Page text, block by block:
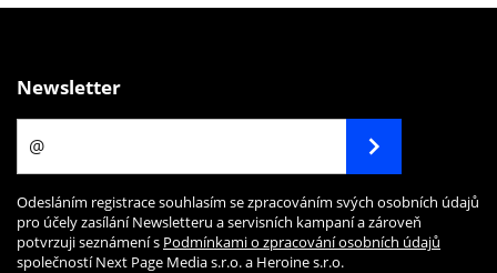
Newsletter
Odesláním registrace souhlasím se zpracováním svých osobních údajů
pro účely zasílání Newsletteru a servisních kampaní a zároveň
potvrzuji seznámení s Podmínkami o zpracování osobních údajů
společností Next Page Media s.r.o. a Heroine s.r.o.